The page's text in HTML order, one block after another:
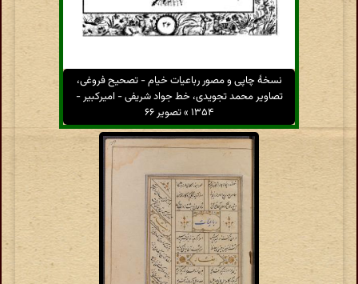
نسخهٔ چاپی و مصور رباعیات خیام - تصحیح فروغی،
تصاویر محمد تجویدی، خط جواد شریفی - امیرکبیر -
۱۳۵۴ » تصویر ۶۶